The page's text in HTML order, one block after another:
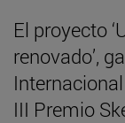
El proyecto
renovado’,
III Premio